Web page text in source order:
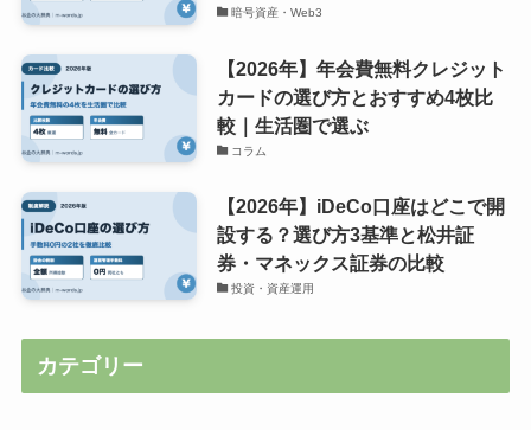
暗号資産・Web3
【2026年】年会費無料クレジット
カードの選び方とおすすめ4枚比
較｜生活圏で選ぶ
コラム
【2026年】iDeCo口座はどこで開
設する？選び方3基準と松井証
券・マネックス証券の比較
投資・資産運用
カテゴリー